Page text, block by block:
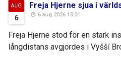
AUG
6
Freja Hjerne sjua i
6 aug 2026 15:01
Freja Hjerne stod för en stark
långdistans avgjordes i Vyšší